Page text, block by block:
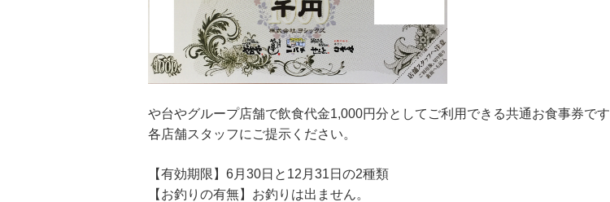
や台やグループ店舗で飲食代金1,000円分としてご利用できる共通お食事券で
各店舗スタッフにご提示ください。
【有効期限】6月30日と12月31日の2種類
【お釣りの有無】お釣りは出ません。